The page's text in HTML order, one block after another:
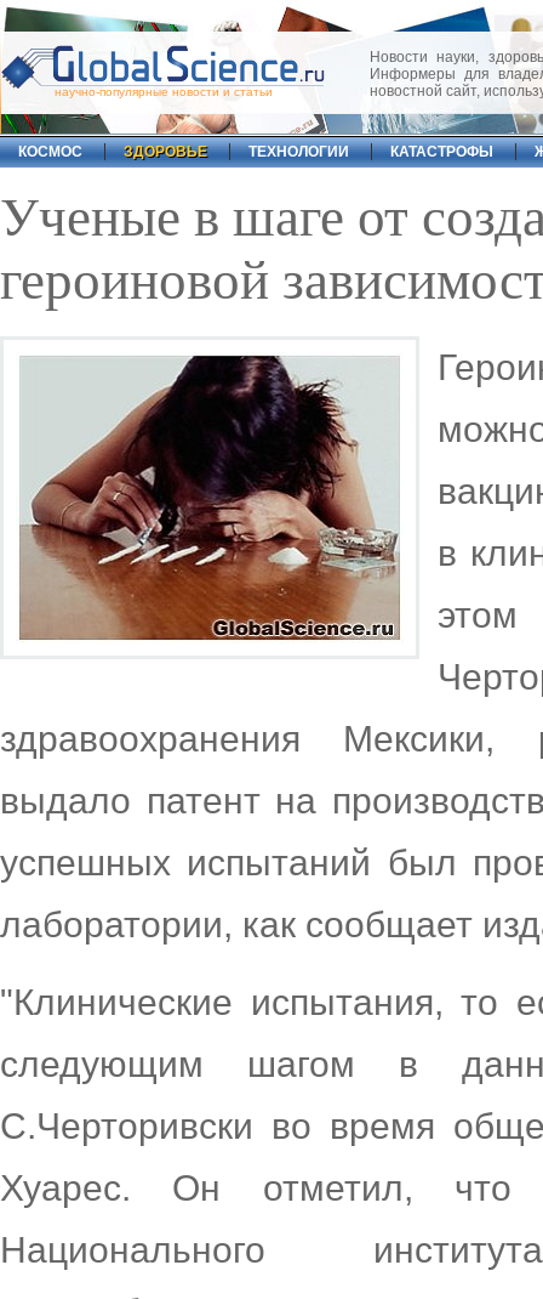
научно-популярные новости и статьи
Новости науки,
Информеры для
новостной сайт,
КОСМОС ЗДОРОВЬЕ ТЕХНОЛОГИИ КАТАСТРОФЫ
Ученые в шаге от
героиновой
в
здравоохранения Мексики,
выдало патент на
успешных испытаний был
лаборатории, как сообщает
"Клинические испытания, то
следующим шагом в
С.Черторивски во время
Хуарес. Он отметил, что
Национального